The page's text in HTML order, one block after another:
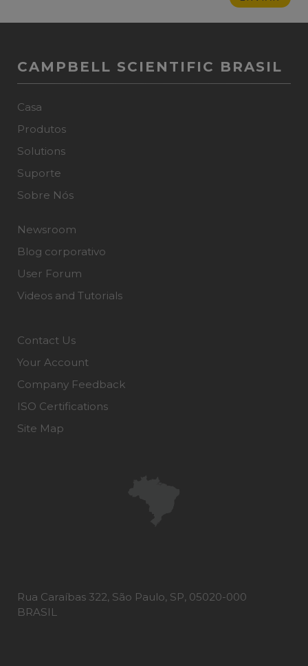
CAMPBELL SCIENTIFIC BRASIL
Casa
Produtos
Solutions
Suporte
Sobre Nós
Newsroom
Blog corporativo
User Forum
Videos and Tutorials
Contact Us
Your Account
Company Feedback
ISO Certifications
Site Map
Rua Caraíbas 322, São Paulo, SP, 05020-000
BRASIL